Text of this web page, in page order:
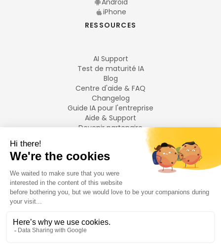
Android
iPhone
RESSOURCES
AI Support
Test de maturité IA
Blog
Centre d'aide & FAQ
Changelog
Guide IA pour l'entreprise
Aide & Support
Devenir partenaire
LANGUES
Français
English